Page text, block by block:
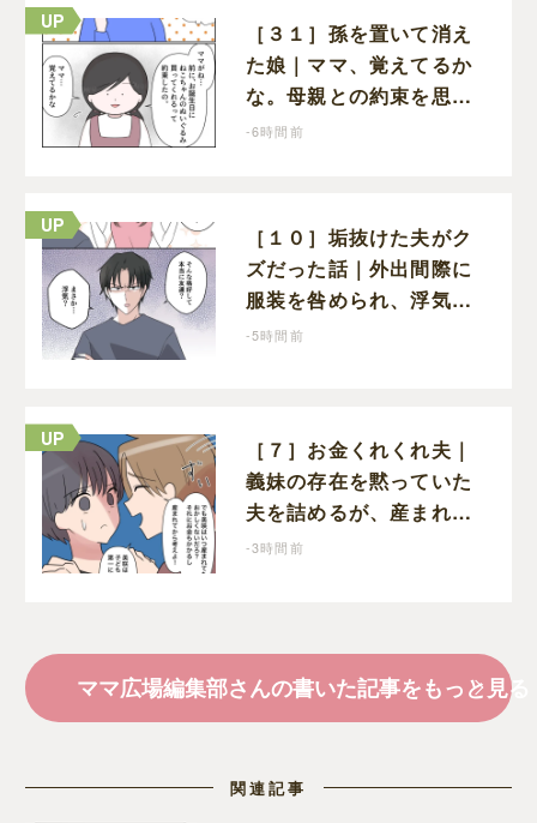
［３１］孫を置いて消え
た娘｜ママ、覚えてるか
な。母親との約束を思い
出し寂しそうな孫に胸が
-6時間前
［１０］垢抜けた夫がク
ズだった話｜外出間際に
服装を咎められ、浮気の
疑いまで始める夫
-5時間前
［７］お金くれくれ夫｜
義妹の存在を黙っていた
夫を詰めるが、産まれる
子どものことを第一に考
-3時間前
ママ広場編集部さんの書いた記事をもっと見る
関連記事